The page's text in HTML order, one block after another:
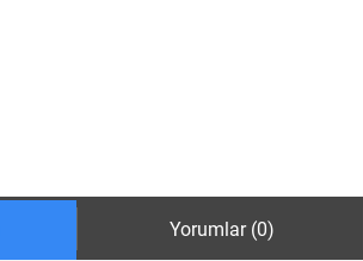
Yorumlar (0)